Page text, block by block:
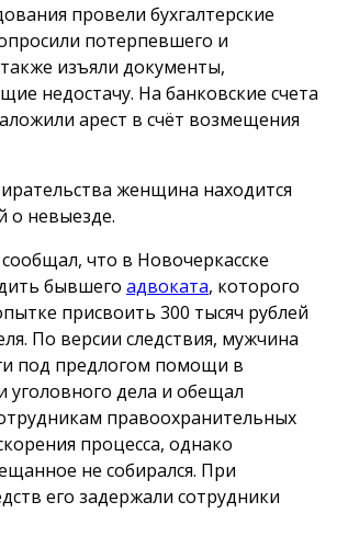
провели бухгалтерские
потерпевшего и
изъяли документы,
недостачу. На банковские счета
арест в счёт возмещения
женщина находится
о невыезде.
что в Новочеркасске
бывшего адвоката, которого
присвоить 300 тысяч рублей
По версии следствия, мужчина
под предлогом помощи в
уголовного дела и обещал
правоохранительных
процесса, однако
не собирался. При
его задержали сотрудники